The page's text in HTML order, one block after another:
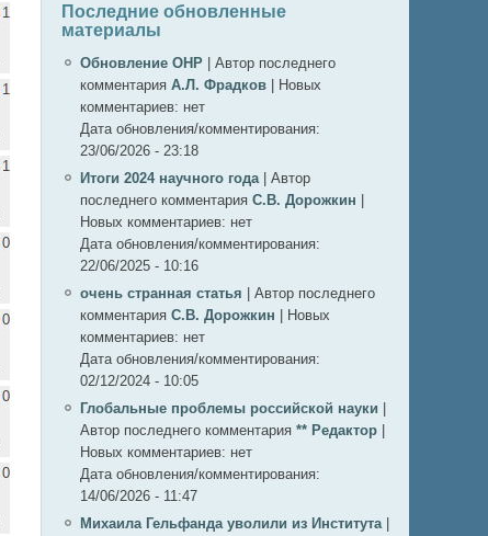
1
1
1
0
0
0
0
Последние обновленные
материалы
Обновление ОНР
Автор последнего
комментария А.Л. Фрадков
Новых
комментариев: нет
Дата обновления/комментирования:
23/06/2026 - 23:18
Итоги 2024 научного года
Автор
последнего комментария С.В. Дорожкин
Новых комментариев: нет
Дата обновления/комментирования:
22/06/2025 - 10:16
очень странная статья
Автор последнего
комментария С.В. Дорожкин
Новых
комментариев: нет
Дата обновления/комментирования:
02/12/2024 - 10:05
Глобальные проблемы российской науки
Автор последнего комментария ** Редактор
Новых комментариев: нет
Дата обновления/комментирования:
14/06/2026 - 11:47
Михаила Гельфанда уволили из Института